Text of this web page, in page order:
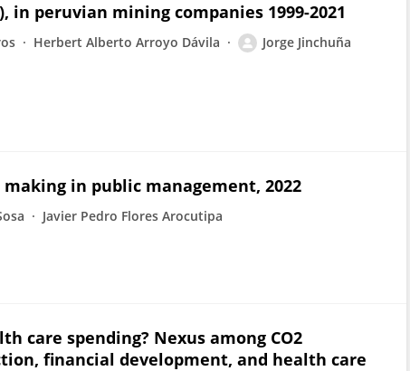
peruvian mining companies 1999-2021
Herbert Alberto Arroyo Dávila
Jorge Jinchuña
in public management, 2022
Javier Pedro Flores Arocutipa
care spending? Nexus among CO2
financial development, and health care